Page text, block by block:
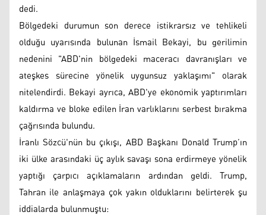
dedi.
Bölgedeki durumun son derece istikrarsız ve tehlikeli
olduğu uyarısında bulunan İsmail Bekayi, bu gerilimin
nedenini "ABD'nin bölgedeki maceracı davranışları ve
ateşkes sürecine yönelik uygunsuz yaklaşımı" olarak
nitelendirdi. Bekayi ayrıca, ABD'ye ekonomik yaptırımları
kaldırma ve bloke edilen İran varlıklarını serbest bırakma
çağrısında bulundu.
İranlı Sözcü'nün bu çıkışı, ABD Başkanı Donald Trump’ın
iki ülke arasındaki üç aylık savaşı sona erdirmeye yönelik
yaptığı çarpıcı açıklamaların ardından geldi. Trump,
Tahran ile anlaşmaya çok yakın olduklarını belirterek şu
iddialarda bulunmuştu: